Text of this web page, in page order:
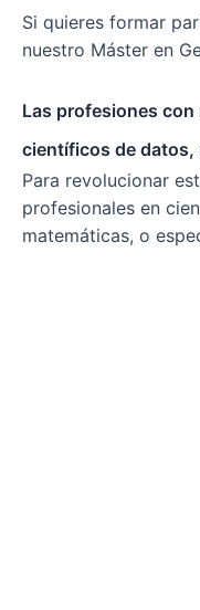
Si quieres formar
nuestro Máster en
Las profesiones
científicos de datos,
Para revolucionar
profesionales en
matemáticas, o